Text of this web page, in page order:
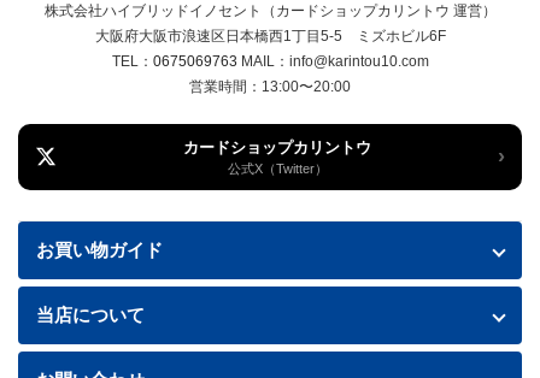
株式会社ハイブリッドイノセント（カードショップカリントウ 運営）
大阪府大阪市浪速区日本橋西1丁目5-5 ミズホビル6F
TEL： 0675069763 MAIL：info@karintou10.com
営業時間：13:00〜20:00
カードショップカリントウ
公式X（Twitter） ›
お買い物ガイド
お買い物ガイド
送料・配送について
当店について
特定商取引法に基づく表記